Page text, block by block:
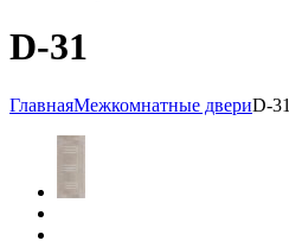
D-31
ГлавнаяМежкомнатные двериD-31